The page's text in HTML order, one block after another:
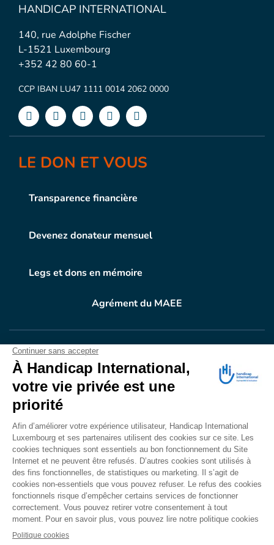
HANDICAP INTERNATIONAL
140, rue Adolphe Fischer
L-1521 Luxembourg
+352 42 80 60-1
CCP IBAN LU47 1111 0014 2062 0000
LE DON ET VOUS
Transparence financière
Devenez donateur mensuel
Legs et dons en mémoire
Agrément du MAEE
VOTRE DONEN ACTION
Grâce à vous, en 2024, 604.716 personnes ont
bénéficié d’appareillage et d’activités de réadaptation.
Merci pour votre générosité.
Lire notre rapport annuel
CONTACT
Accessibilité